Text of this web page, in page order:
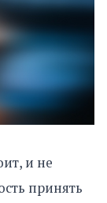
и не
принять